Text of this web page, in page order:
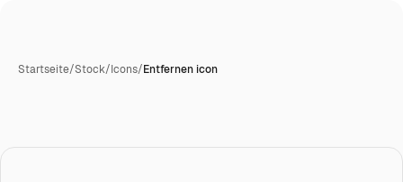
Startseite/Stock/Icons/Entfernen icon